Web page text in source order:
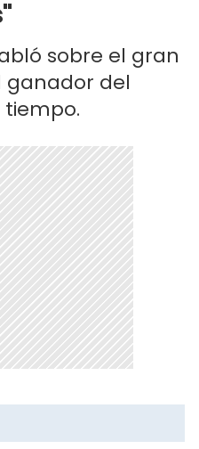
sobre el gran
ganador del